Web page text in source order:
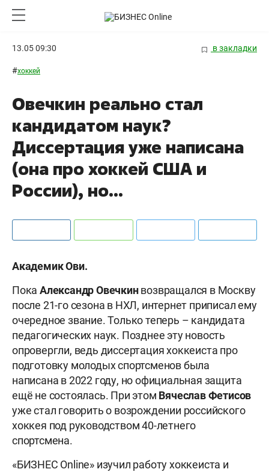
13.05 09:30 в закладки
#хоккей
Овечкин реально стал
кандидатом наук?
Диссертация уже написана
(она про хоккей США и
России), но...
Академик Ови.
Пока АлександрОвечкинвозвращался в Москву
после 21-го сезона в НХЛ, интернет приписал ему
очередное звание. Только теперь – кандидата
педагогических наук. Позднее эту новость
опровергли, ведь диссертация хоккеиста про
подготовку молодых спортсменов была
написана в 2022 году, но официальная защита
ещё не состоялась. При этом ВячеславФетисов
уже стал говорить о возрождении российского
хоккея под руководством 40-летнего
спортсмена.
«БИЗНЕС Online» изучил работу хоккеиста и